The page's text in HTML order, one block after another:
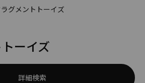
ラグメントトーイズ
ーイズ
詳細検索